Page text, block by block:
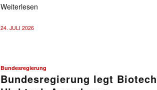
Weiterlesen
24. JULI 2026
Bundesregierung
Bundesregierung legt